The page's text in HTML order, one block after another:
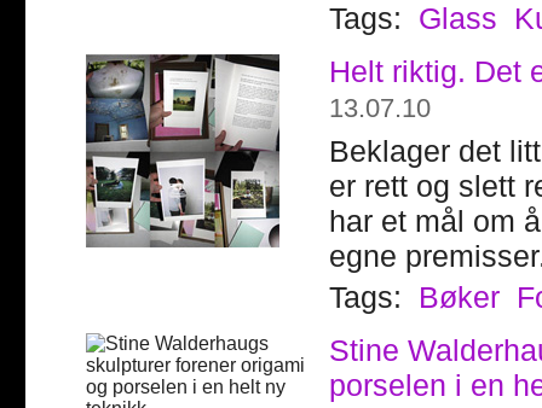
Tags:
Glass
Helt riktig. Det
13.07.10
Beklager det
er rett og slett
har et mål om
egne
Tags:
Bøker
Stine
porselen i en